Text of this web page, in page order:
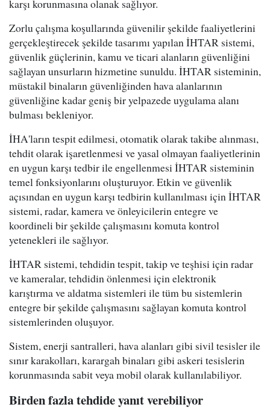
karşı korunmasına olanak sağlıyor.
Zorlu çalışma koşullarında güvenilir şekilde faaliyetlerini
gerçekleştirecek şekilde tasarımı yapılan İHTAR sistemi,
güvenlik güçlerinin, kamu ve ticari alanların güvenliğini
sağlayan unsurların hizmetine sunuldu. İHTAR sisteminin,
müstakil binaların güvenliğinden hava alanlarının
güvenliğine kadar geniş bir yelpazede uygulama alanı
bulması bekleniyor.
İHA'ların tespit edilmesi, otomatik olarak takibe alınması,
tehdit olarak işaretlenmesi ve yasal olmayan faaliyetlerinin
en uygun karşı tedbir ile engellenmesi İHTAR sisteminin
temel fonksiyonlarını oluşturuyor. Etkin ve güvenlik
açısından en uygun karşı tedbirin kullanılması için İHTAR
sistemi, radar, kamera ve önleyicilerin entegre ve
koordineli bir şekilde çalışmasını komuta kontrol
yetenekleri ile sağlıyor.
İHTAR sistemi, tehdidin tespit, takip ve teşhisi için radar
ve kameralar, tehdidin önlenmesi için elektronik
karıştırma ve aldatma sistemleri ile tüm bu sistemlerin
entegre bir şekilde çalışmasını sağlayan komuta kontrol
sistemlerinden oluşuyor.
Sistem, enerji santralleri, hava alanları gibi sivil tesisler ile
sınır karakolları, karargah binaları gibi askeri tesislerin
korunmasında sabit veya mobil olarak kullanılabiliyor.
Birden fazla tehdide yanıt verebiliyor